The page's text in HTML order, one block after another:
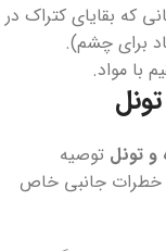
که بقایای کتراک در
برای چشم).
با مواد.
و تونل توصیه
و خطرات جانبی خاص